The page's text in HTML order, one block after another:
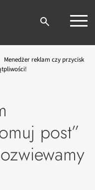
Menedżer reklam czy przycisk
post”